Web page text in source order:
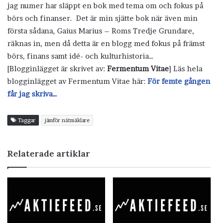
jag numer har släppt en bok med tema om och fokus på
börs och finanser. Det är min sjätte bok när även min
första sådana, Gaius Marius – Roms Tredje Grundare,
räknas in, men då detta är en blogg med fokus på främst
börs, finans samt idé- och kulturhistoria…
[Blogginlägget är skrivet av: Fermentum Vitae] Läs hela
blogginlägget av Fermentum Vitae här: För femte gången
får jag skriva…
Taggar jämför nätmäklare
Relaterade artiklar